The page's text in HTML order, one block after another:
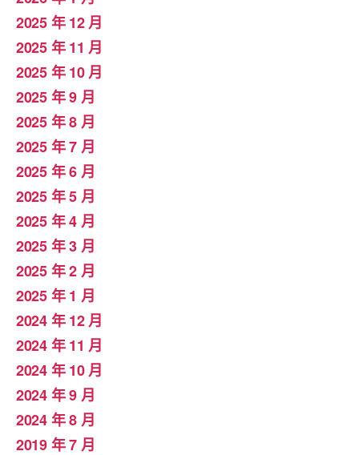
2025 年 12 月
2025 年 11 月
2025 年 10 月
2025 年 9 月
2025 年 8 月
2025 年 7 月
2025 年 6 月
2025 年 5 月
2025 年 4 月
2025 年 3 月
2025 年 2 月
2025 年 1 月
2024 年 12 月
2024 年 11 月
2024 年 10 月
2024 年 9 月
2024 年 8 月
2019 年 7 月